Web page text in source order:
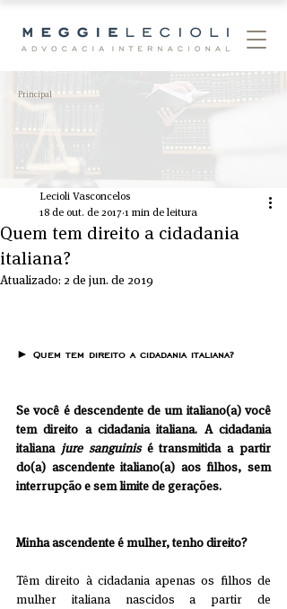
Principal
Quem tem direito a cidadania
italiana?
Lecioli Vasconcelos
18 de out. de 2017 1 min de leitura
Atualizado: 2 de jun. de 2019
► Quem tem direito a cidadania italiana?
Se você é descendente de um italiano(a) você
tem direito a cidadania italiana. A cidadania
italiana jure sanguinis é transmitida a partir
do(a) ascendente italiano(a) aos filhos, sem
interrupção e sem limite de gerações.
Minha ascendente é mulher, tenho direito?
Têm direito à cidadania apenas os filhos de
mulher italiana nascidos a partir de